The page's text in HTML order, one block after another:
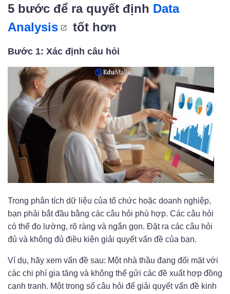
5 bước để ra quyết định Data
Analysis
tốt hơn
Bước 1: Xác định câu hỏi
Trong phân tích dữ liệu của tổ chức hoặc doanh nghiệp,
bạn phải bắt đầu bằng các câu hỏi phù hợp. Các câu hỏi
có thể đo lường, rõ ràng và ngắn gọn. Đặt ra các câu hỏi
đủ và không đủ điều kiện giải quyết vấn đề của bạn.
Ví dụ, hãy xem vấn đề sau: Một nhà thầu đang đối mặt với
các chi phí gia tăng và không thể gửi các đề xuất hợp đồng
cạnh tranh. Một trong số câu hỏi để giải quyết vấn đề kinh